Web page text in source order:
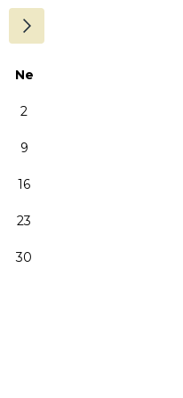
Ne
2
9
16
23
30